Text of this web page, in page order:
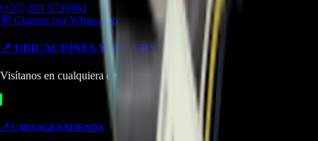
(+57) 301 5739461
💬 Chatear por WhatsApp
📍 UBICACIONES Y SUCURSALES
Visítanos en cualquiera de nuestras tiendas
📍 CARTAGENATIENDA